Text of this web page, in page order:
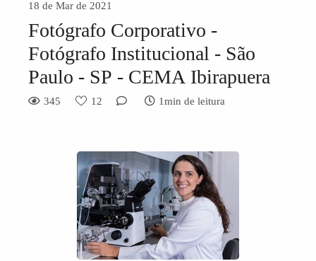
18 de Mar de 2021
Fotógrafo Corporativo -
Fotógrafo Institucional - São
Paulo - SP - CEMA Ibirapuera
345 12 1min de leitura